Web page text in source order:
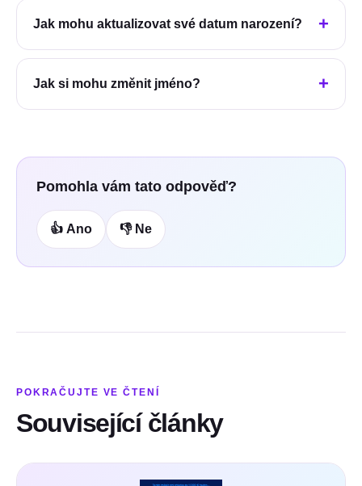
Jak mohu aktualizovat své datum narození?
Jak si mohu změnit jméno?
Pomohla vám tato odpověď?
👍 Ano 👎 Ne
POKRAČUJTE VE ČTENÍ
Související články